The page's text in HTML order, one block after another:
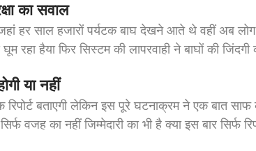
का सवाल
हर साल हजारों पर्यटक बाघ देखने आते थे वहीं अब
रहा हैया फिर सिस्टम की लापरवाही ने बाघों की
या नहीं
बताएगी लेकिन इस पूरे घटनाक्रम ने एक बात
वजह का नहीं जिम्मेदारी का भी है क्या इस बार सिर्फ